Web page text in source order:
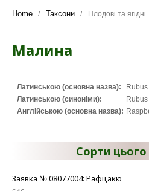
Home / Таксони / Плодові та ягідні
Малина
Латинською (основна назва):
Латинською (синоніми):
Англійською (основна назва):
Сорти цього
Заявка № 08077004: Рафцакю